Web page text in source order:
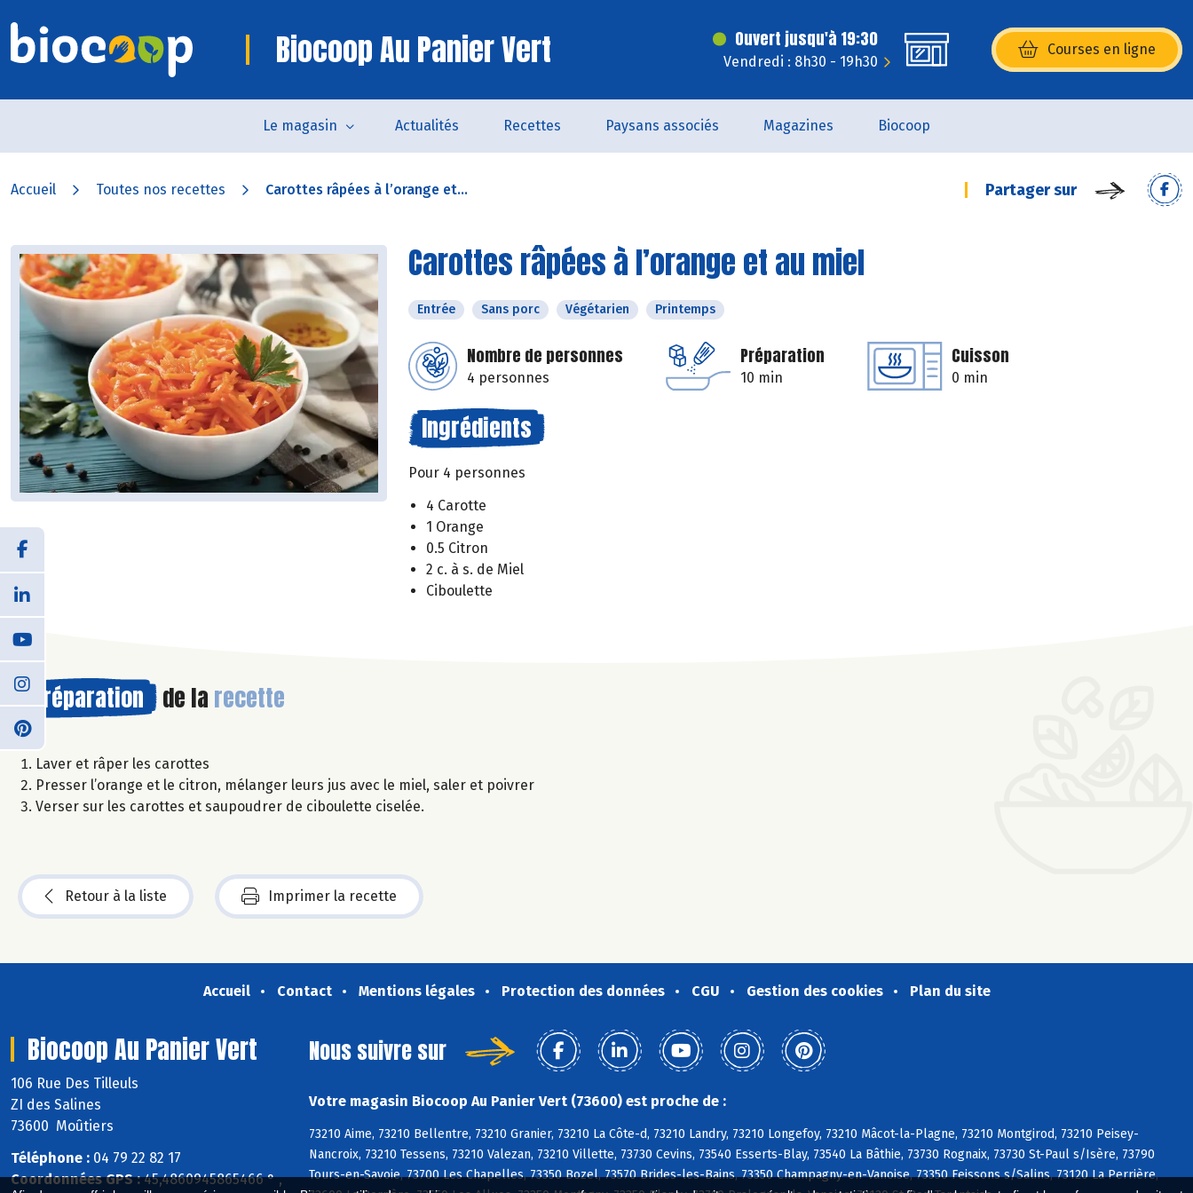
Biocoop Au Panier Vert Ouvert jusqu'à 19:30
Vendredi : 8h30 - 19h30
Courses en ligne
(s’ouvre dans une nouvelle
Le magasin Actualités Recettes Paysans associés Magazines Biocoop
Accueil Toutes nos recettes Carottes râpées à l’orange et... Partager sur
Carottes râpées à l’orange et au miel
Entrée Sans porc Végétarien Printemps
Nombre de personnes
4 personnes
Préparation
10 min
Cuisson
0 min
Ingrédients
Pour 4 personnes
4 Carotte
1 Orange
0.5 Citron
2 c. à s. de Miel
Ciboulette
Préparation de la recette
Laver et râper les carottes
Presser l’orange et le citron, mélanger leurs jus avec le miel, saler et poivrer
Verser sur les carottes et saupoudrer de ciboulette ciselée.
Retour à la liste Imprimer la recette
Accueil Contact Mentions légales Protection des données CGU Gestion des cookies Plan du site
Biocoop Au Panier Vert
106 Rue Des Tilleuls
ZI des Salines
73600 Moûtiers
Téléphone : 04 79 22 82 17
Coordonnées GPS :45,4860945865466 ° ,
Nous suivre sur
Votre magasin Biocoop Au Panier Vert (73600) est proche de :
73210 Aime, 73210 Bellentre, 73210 Granier, 73210 La Côte-d, 73210 Landry, 73210 Longefoy, 73210 Mâcot-la-Plagne, 73210 Montgirod, 73210 Peisey-
Nancroix, 73210 Tessens, 73210 Valezan, 73210 Villette, 73730 Cevins, 73540 Esserts-Blay, 73540 La Bâthie, 73730 Rognaix, 73730 St-Paul s/Isère, 73790
Tours-en-Savoie, 73700 Les Chapelles, 73350 Bozel, 73570 Brides-les-Bains, 73350 Champagny-en-Vanoise, 73350 Feissons s/Salins, 73120 La Perrière,